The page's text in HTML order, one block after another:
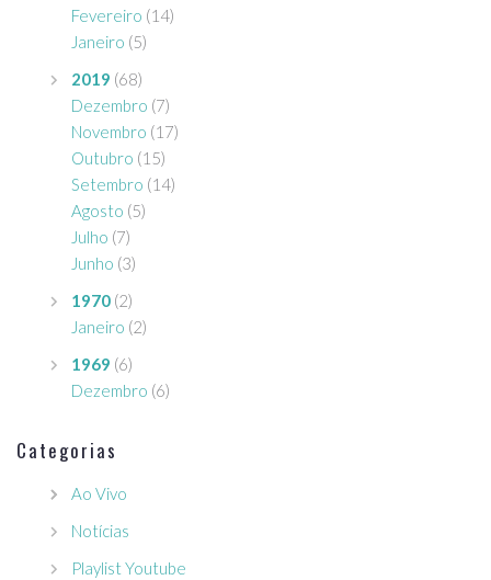
Fevereiro (14)
Janeiro (5)
2019 (68)
Dezembro (7)
Novembro (17)
Outubro (15)
Setembro (14)
Agosto (5)
Julho (7)
Junho (3)
1970 (2)
Janeiro (2)
1969 (6)
Dezembro (6)
Categorias
Ao Vivo
Notícias
Playlist Youtube